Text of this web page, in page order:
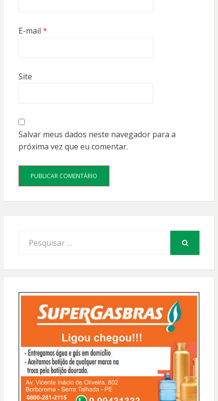
E-mail *
Site
Salvar meus dados neste navegador para a
próxima vez que eu comentar.
por: